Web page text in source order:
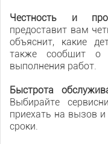
Честность и
предоставит вам
объяснит, какие
также сообщит о
выполнения работ.
Быстрота
Выбирайте
приехать на вызов
сроки.